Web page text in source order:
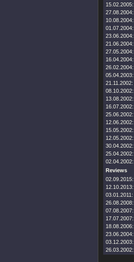
15.02.2005:
27.08.2004:
10.08.2004:
01.07.2004:
23.06.2004:
21.06.2004:
27.05.2004:
16.04.2004:
26.02.2004:
05.04.2003:
21.11.2002:
08.10.2002:
13.08.2002:
16.07.2002:
25.06.2002:
12.06.2002:
15.05.2002:
12.05.2002:
30.04.2002:
25.04.2002:
02.04.2002:
Reviews
02.09.2015:
12.10.2013:
03.01.2011:
26.08.2008:
07.08.2007:
17.07.2007:
18.08.2006:
23.06.2004:
03.12.2003:
26.03.2002: